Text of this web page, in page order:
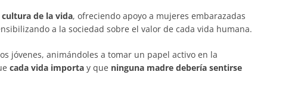
de la vida, ofreciendo apoyo a mujeres embarazadas
a la sociedad sobre el valor de cada vida humana.
jóvenes, animándoles a tomar un papel activo en la
cada vida importa y que ninguna madre debería sentirse